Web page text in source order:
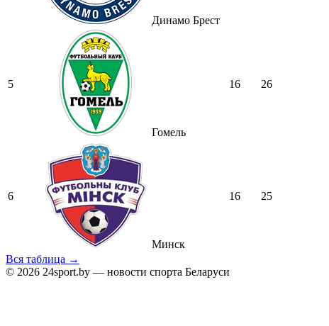
Динамо Брест
5
Гомель
16 26
6
Минск
16 25
Вся таблица →
© 2026 24sport.by — новости спорта Беларуси